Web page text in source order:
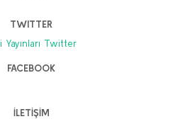
TWITTER
Yayınları Twitter
FACEBOOK
İLETİŞİM